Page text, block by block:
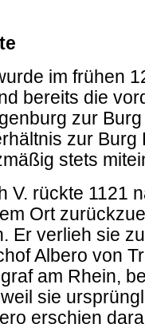
im frühen
bereits die
zur
zur
stets
V. rückte 1121
Ort
Er verlieh sie
Albero von
am Rhein,
sie
erschien